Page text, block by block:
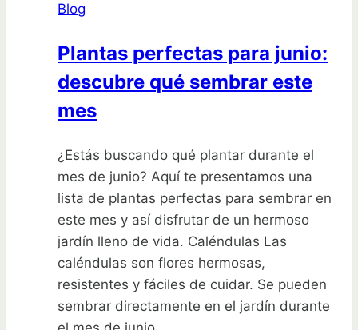
semillas
Blog
Plantas perfectas para junio:
descubre qué sembrar este
mes
¿Estás buscando qué plantar durante el
mes de junio? Aquí te presentamos una
lista de plantas perfectas para sembrar en
este mes y así disfrutar de un hermoso
jardín lleno de vida. Caléndulas Las
caléndulas son flores hermosas,
resistentes y fáciles de cuidar. Se pueden
sembrar directamente en el jardín durante